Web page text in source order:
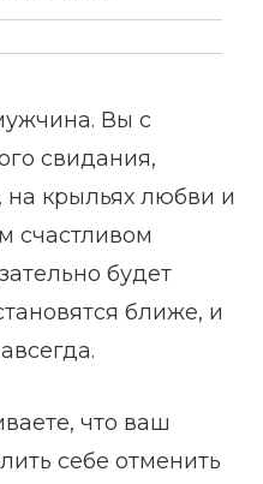
Вы с
свидания,
на крыльях любви и
счастливом
будет
ближе, и
что ваш
себе отменить